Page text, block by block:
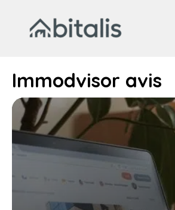
contenu
Immodvisor avis